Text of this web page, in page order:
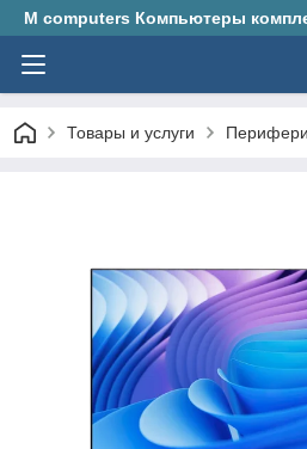
M computers Компьютеры
Товары и услуги